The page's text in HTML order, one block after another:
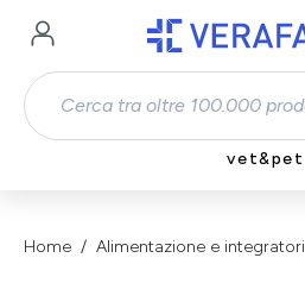
Passa al contenuto principale
vet&pet
Home Alimentazione e integratori